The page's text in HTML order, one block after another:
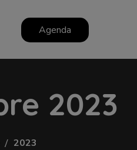
Agenda
2023
2023